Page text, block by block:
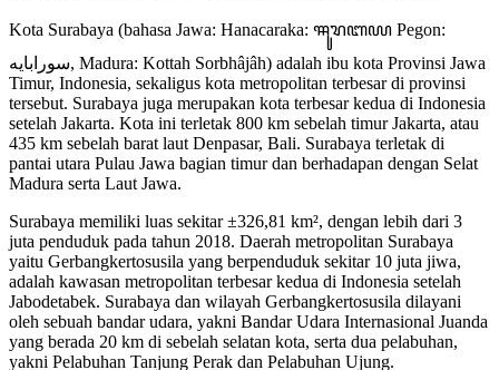
Kota Surabaya (bahasa Jawa: Hanacaraka: ꦯꦸꦫꦧꦪ Pegon:
سورابايه, Madura: Kottah Sorbhâjâh) adalah ibu kota Provinsi Jawa
Timur, Indonesia, sekaligus kota metropolitan terbesar di provinsi
tersebut. Surabaya juga merupakan kota terbesar kedua di Indonesia
setelah Jakarta. Kota ini terletak 800 km sebelah timur Jakarta, atau
435 km sebelah barat laut Denpasar, Bali. Surabaya terletak di
pantai utara Pulau Jawa bagian timur dan berhadapan dengan Selat
Madura serta Laut Jawa.
Surabaya memiliki luas sekitar ±326,81 km², dengan lebih dari 3
juta penduduk pada tahun 2018. Daerah metropolitan Surabaya
yaitu Gerbangkertosusila yang berpenduduk sekitar 10 juta jiwa,
adalah kawasan metropolitan terbesar kedua di Indonesia setelah
Jabodetabek. Surabaya dan wilayah Gerbangkertosusila dilayani
oleh sebuah bandar udara, yakni Bandar Udara Internasional Juanda
yang berada 20 km di sebelah selatan kota, serta dua pelabuhan,
yakni Pelabuhan Tanjung Perak dan Pelabuhan Ujung.